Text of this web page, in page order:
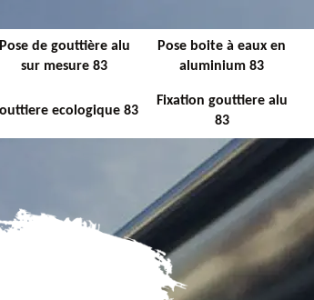
Pose de gouttière alu
sur mesure 83
Pose boite à eaux en
aluminium 83
ecologique 83
Fixation gouttiere alu
83